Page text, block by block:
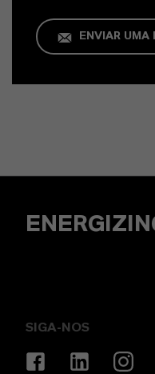
ENVIAR UMA
SIGA-NOS